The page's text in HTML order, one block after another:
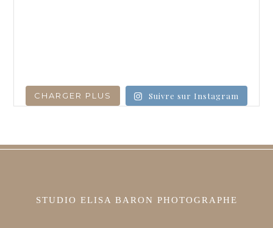
CHARGER PLUS Suivre sur Instagram
STUDIO ELISA BARON PHOTOGRAPHE